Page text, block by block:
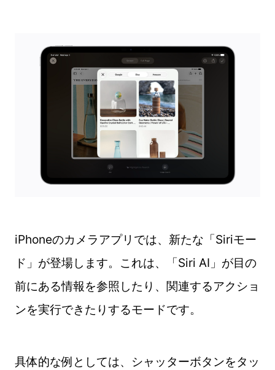
iPhoneのカメラアプリでは、新たな「Siriモー
ド」が登場します。これは、「Siri AI」が目の
前にある情報を参照したり、関連するアクショ
ンを実行できたりするモードです。
具体的な例としては、シャッターボタンをタッ